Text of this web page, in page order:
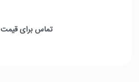
حداکثر پهنای باند : 100Gbpsتماس برای قیمت